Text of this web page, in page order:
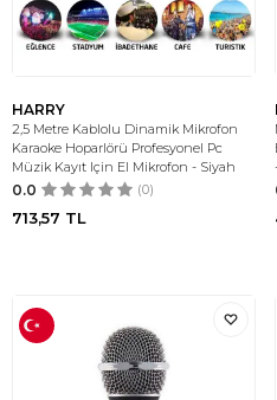
HARRY
2,5 Metre Kablolu Dinamik Mikrofon
Karaoke Hoparlörü Profesyonel Pc
Müzik Kayıt Için El Mikrofon - Siyah
0.0 (0)
713,57 TL